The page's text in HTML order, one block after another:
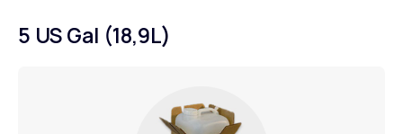
5 US Gal (18,9L)